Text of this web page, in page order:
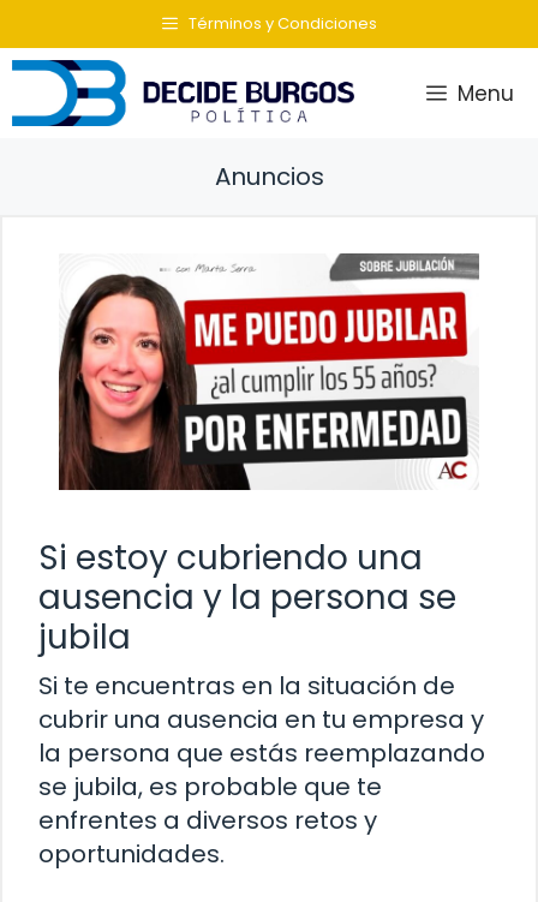
al
contenido
Términos y Condiciones
Menu
Anuncios
Si estoy cubriendo una
ausencia y la persona se
jubila
Si te encuentras en la situación de
cubrir una ausencia en tu empresa y
la persona que estás reemplazando
se jubila, es probable que te
enfrentes a diversos retos y
oportunidades.